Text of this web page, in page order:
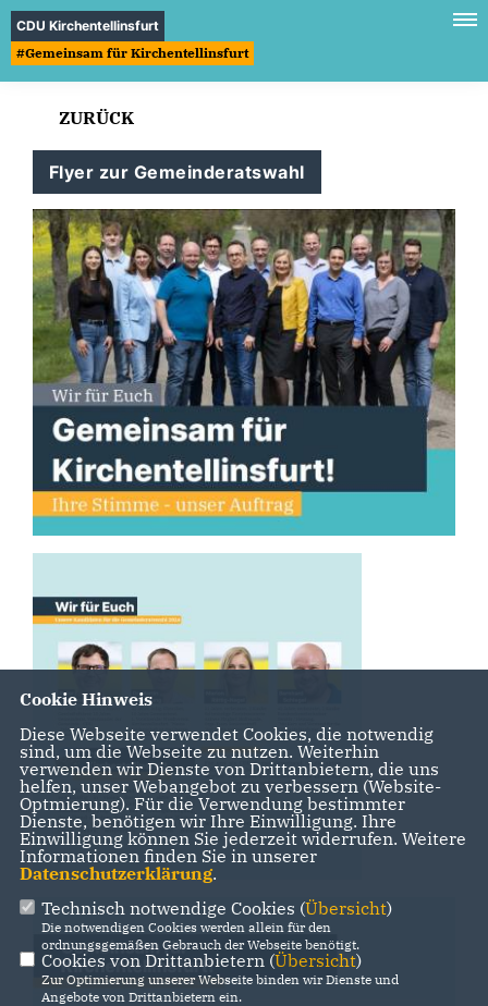
CDU Kirchentellinsfurt
#Gemeinsam für Kirchentellinsfurt
ZURÜCK
Flyer zur Gemeinderatswahl
Cookie Hinweis
Diese Webseite verwendet Cookies, die notwendig
sind, um die Webseite zu nutzen. Weiterhin
verwenden wir Dienste von Drittanbietern, die uns
helfen, unser Webangebot zu verbessern (Website-
Optmierung). Für die Verwendung bestimmter
Dienste, benötigen wir Ihre Einwilligung. Ihre
Einwilligung können Sie jederzeit widerrufen. Weitere
Informationen finden Sie in unserer
Datenschutzerklärung.
Technisch notwendige Cookies (Übersicht)
Die notwendigen Cookies werden allein für den
ordnungsgemäßen Gebrauch der Webseite benötigt.
Cookies von Drittanbietern (Übersicht)
Zur Optimierung unserer Webseite binden wir Dienste und
Angebote von Drittanbietern ein.